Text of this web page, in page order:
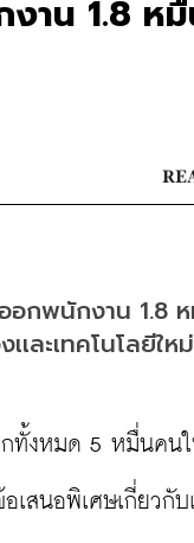
าน 1.8 ห
อกพนักงาน 1.8
ละเทคโนโลยีใหม่
กทั้งหมด 5 หมื่นคน
เสนอพิเศษเกี่ยวกับ